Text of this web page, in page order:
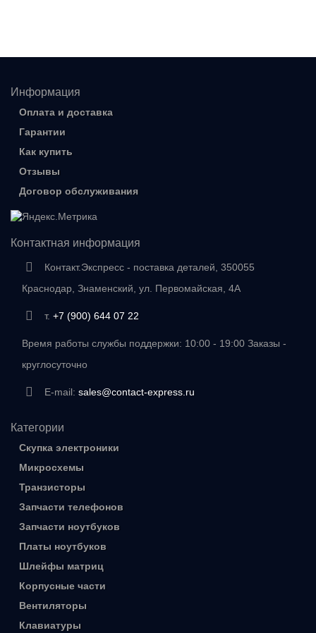
Информация
Оплата и доставка
Гарантии
Как купить
Отзывы
Договор обслуживания
Контактная информация
Контакт.Экспресс - поставка деталей, 350055
Краснодар, Знаменский, ул. Первомайская, 4А
т. +7 (900) 644 07 22
Время работы службы поддержки: 10:00 - 19:00 Заказы -
круглосуточно
E-mail: sales@contact-express.ru
Категории
Скупка электроники
Микросхемы
Транзисторы
Запчасти телефонов
Запчасти ноутбуков
Платы ноутбуков
Шлейфы матриц
Корпусные части
Вентиляторы
Клавиатуры